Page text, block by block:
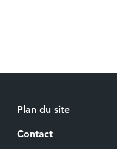
Plan du site
Contact